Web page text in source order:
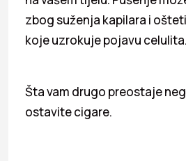
zbog suženja kapilara i
koje uzrokuje pojavu celulita.
Šta vam drugo preostaje
ostavite cigare.